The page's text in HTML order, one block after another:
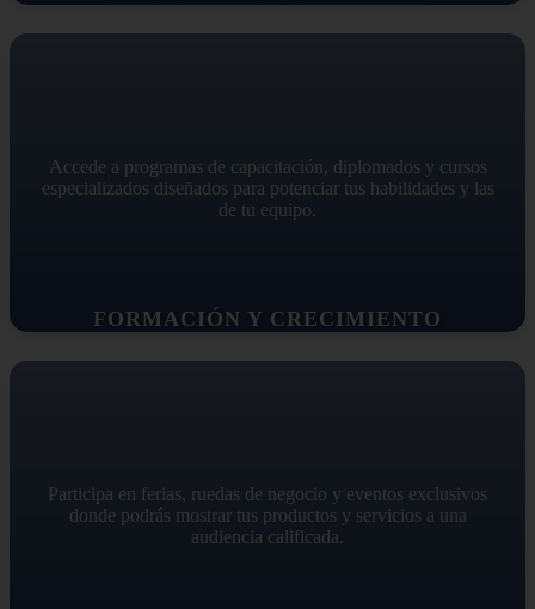
FORMACIÓN Y CRECIMIENTO
Accede a programas de capacitación, diplomados y cursos
especializados diseñados para potenciar tus habilidades y las
de tu equipo.
Participa en ferias, ruedas de negocio y eventos exclusivos
donde podrás mostrar tus productos y servicios a una
audiencia calificada.